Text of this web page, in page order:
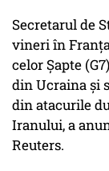
Secretarul de
vineri în
celor Şapte
din Ucraina şi
din atacurile
Iranului, a
Reuters.